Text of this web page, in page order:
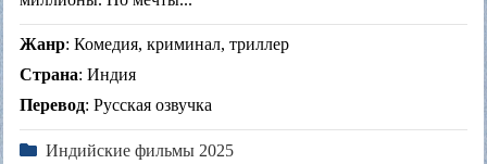
Жанр: Комедия, криминал, триллер
Страна: Индия
Перевод: Русская озвучка
Индийские фильмы 2025